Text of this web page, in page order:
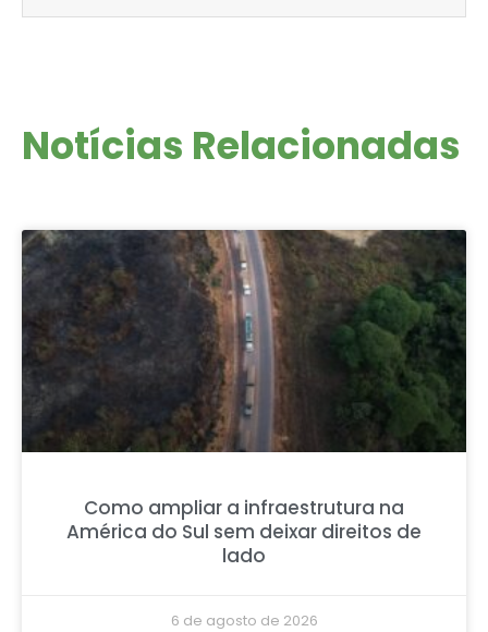
Notícias Relacionadas
Como ampliar a infraestrutura na
América do Sul sem deixar direitos de
lado
6 de agosto de 2026